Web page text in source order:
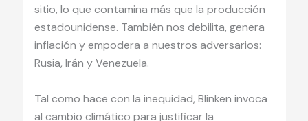
sitio, lo que contamina más que la producción
estadounidense. También nos debilita, genera
inflación y empodera a nuestros adversarios:
Rusia, Irán y Venezuela.
Tal como hace con la inequidad, Blinken invoca
al cambio climático para justificar la